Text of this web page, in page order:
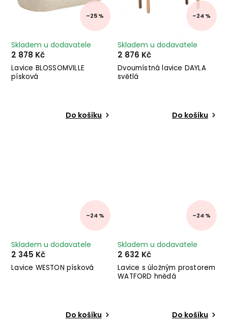
–25 %
Lavice BLOSSOMVILLE
písková
Skladem u dodavatele
2 878 Kč
Do košíku
–24 %
Dvoumístná lavice DAYLA
světlá
Skladem u dodavatele
2 876 Kč
Do košíku
–24 %
Lavice WESTON písková
Skladem u dodavatele
2 345 Kč
Do košíku
–24 %
Lavice s úložným prostorem
WATFORD hnědá
Skladem u dodavatele
2 632 Kč
Do košíku